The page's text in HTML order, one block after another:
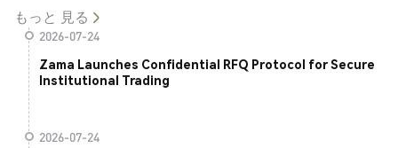
もっと 見る
2026-07-24
Zama Launches Confidential RFQ Protocol for Secure
Institutional Trading
2026-07-24